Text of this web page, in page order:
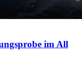
im All